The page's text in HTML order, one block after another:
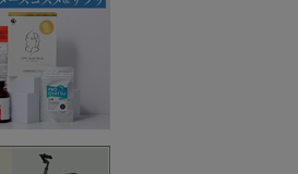
BeBeoD
シャツ/ブラウス
5,980円